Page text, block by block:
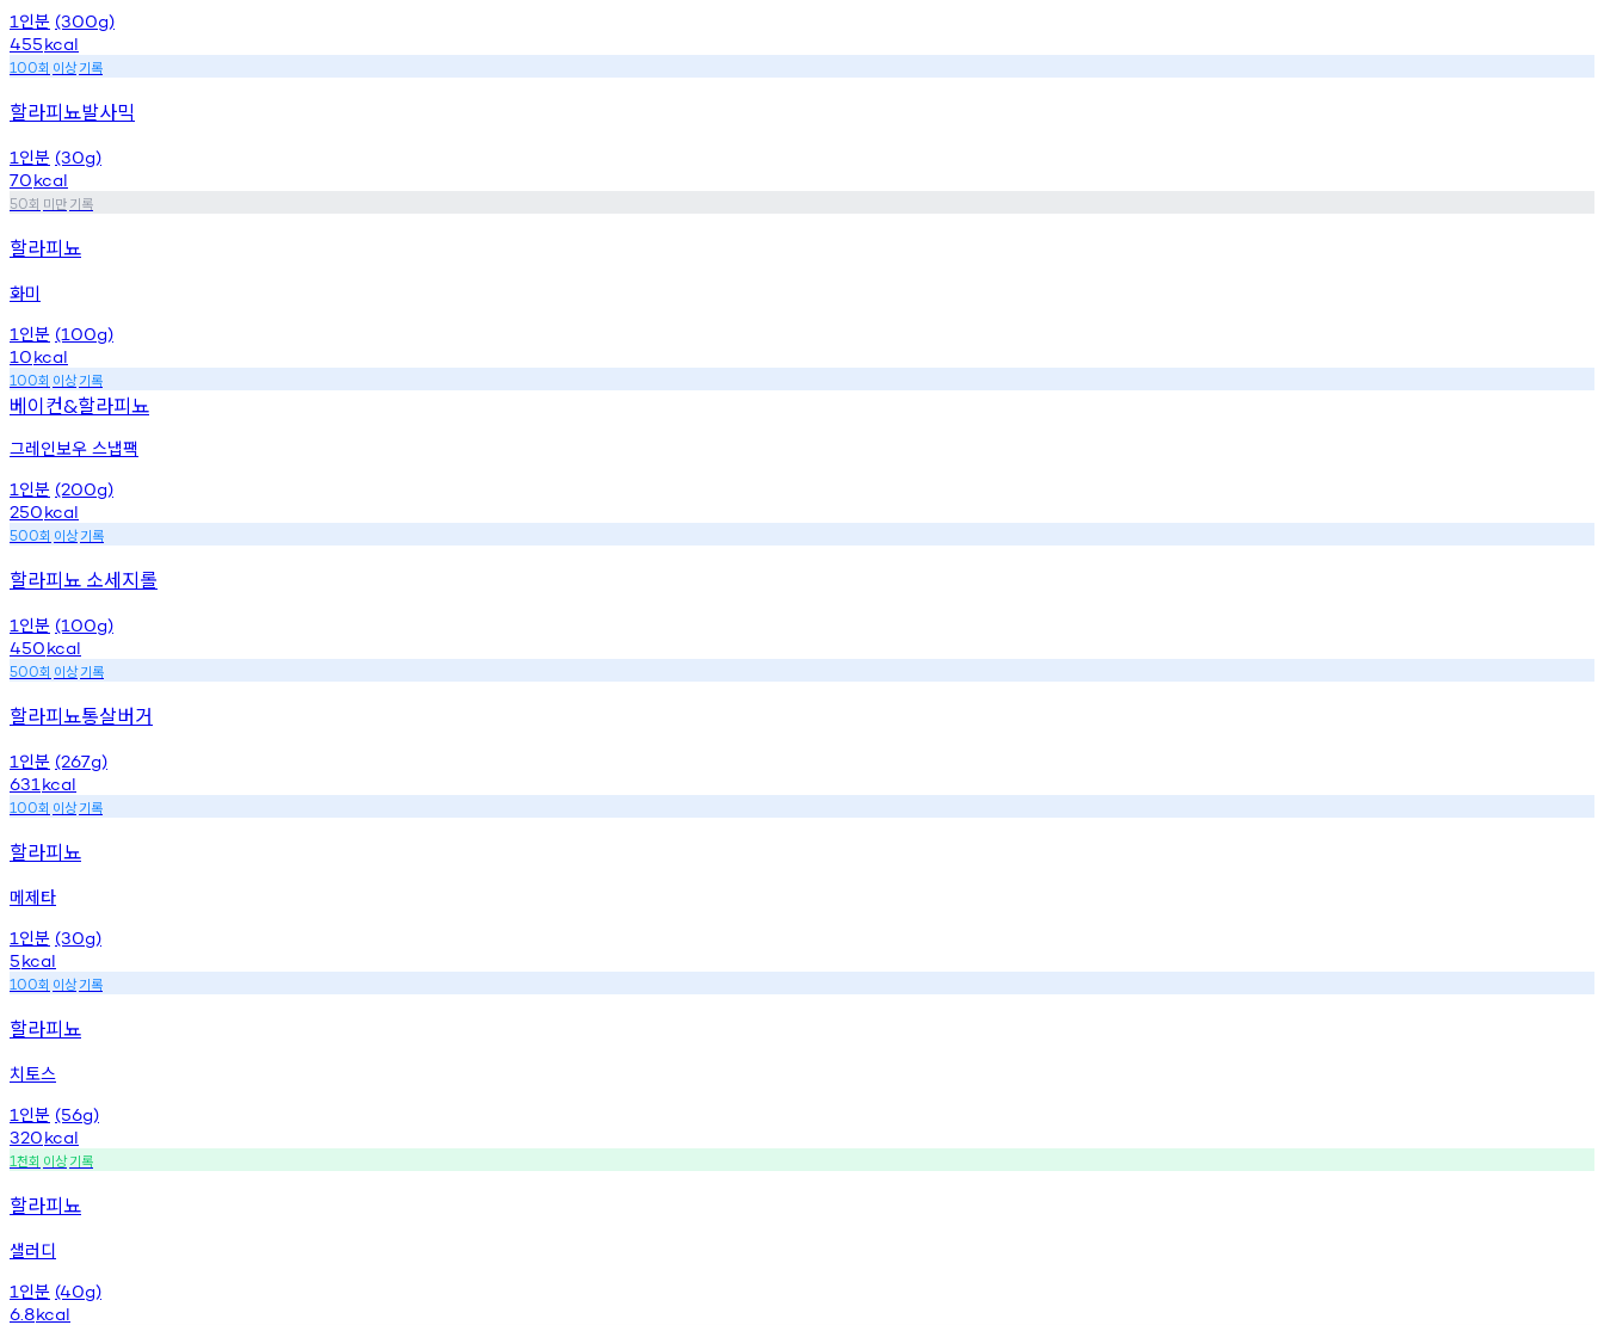
1 인분 (300g)
455kcal
100회 이상기록
할라피뇨발사믹
1 인분 (30g)
70kcal
50회 미만기록
할라피뇨
화미
1 인분 (100g)
10kcal
100회 이상기록
베이컨&할라피뇨
그레인보우 스냅팩
1 인분 (200g)
250kcal
500회 이상기록
할라피뇨 소세지롤
1 인분 (100g)
450kcal
500회 이상기록
할라피뇨통살버거
1 인분 (267g)
631 kcal
100회 이상기록
할라피뇨
메제타
1 인분 (30g)
5kcal
100회 이상기록
할라피뇨
치토스
1 인분 (56g)
320kcal
1천회 이상기록
할라피뇨
샐러디
1 인분 (40g)
6.8kcal